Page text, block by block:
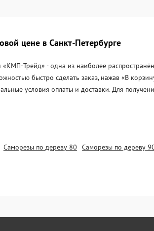
цене в Санкт-Петербурге
Трейд» - одна из наиболее
быстро сделать заказ, нажав «В
условия оплаты и доставки. Для
Саморезы по дереву 80 Саморезы по дереву